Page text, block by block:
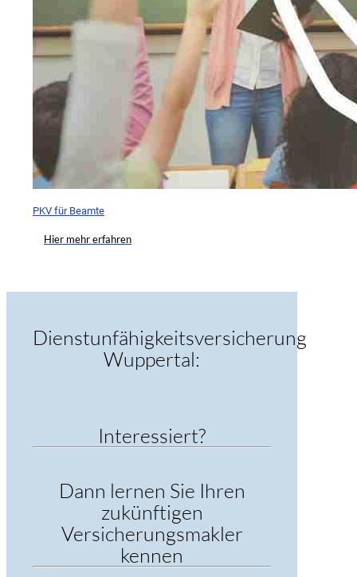
PKV für Beamte
Hier mehr erfahren
Dienstunfähigkeitsversicherung
Wuppertal:
Interessiert?
Dann lernen Sie Ihren
zukünftigen
Versicherungsmakler
kennen